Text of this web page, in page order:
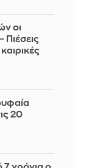
οι
Πιέσεις
20